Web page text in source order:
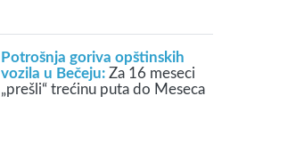
Potrošnja goriva opštinskih
vozila u Bečeju: Za 16 meseci
„prešli“ trećinu puta do Meseca